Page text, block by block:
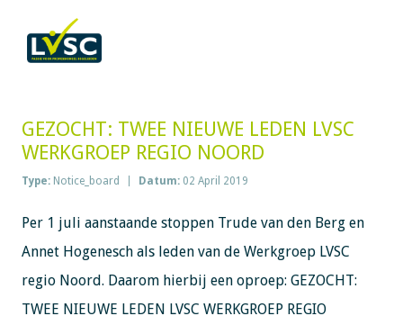
GEZOCHT: TWEE NIEUWE LEDEN LVSC
WERKGROEP REGIO NOORD
Type: Notice_board Datum: 02 April 2019
Per 1 juli aanstaande stoppen Trude van den Berg en
Annet Hogenesch als leden van de Werkgroep LVSC
regio Noord. Daarom hierbij een oproep: GEZOCHT:
TWEE NIEUWE LEDEN LVSC WERKGROEP REGIO